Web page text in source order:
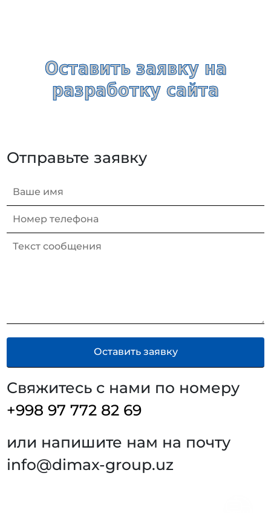
Оставить заявку на
разработку сайта
Отправьте заявку
Свяжитесь с нами по номеру
+998 97 772 82 69
или напишите нам на почту
info@dimax-group.uz